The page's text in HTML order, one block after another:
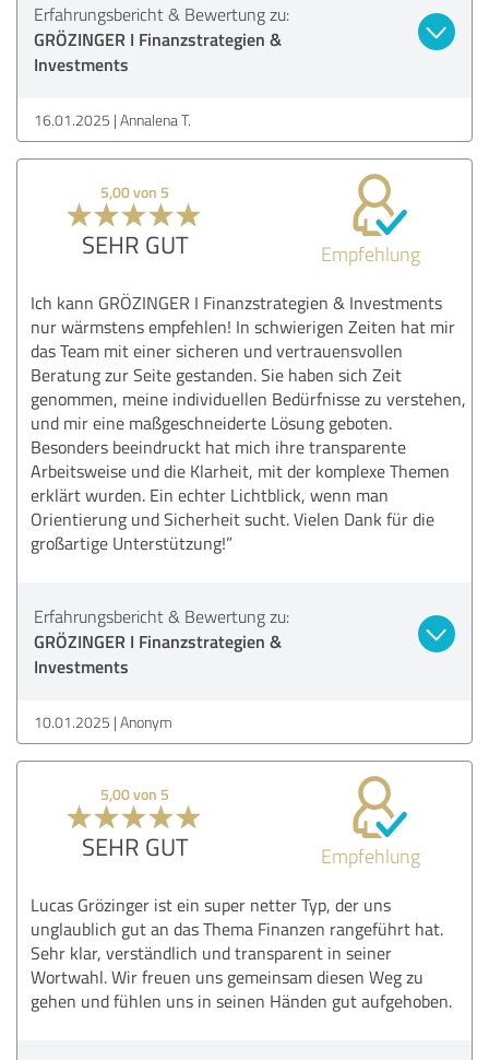
Erfahrungsbericht & Bewertung zu:
GRÖZINGER I Finanzstrategien &
Investments
16.01.2025 Annalena T.
5,00 von 5
SEHR GUT Empfehlung
Ich kann GRÖZINGER I Finanzstrategien & Investments
nur wärmstens empfehlen! In schwierigen Zeiten hat mir
das Team mit einer sicheren und vertrauensvollen
Beratung zur Seite gestanden. Sie haben sich Zeit
genommen, meine individuellen Bedürfnisse zu verstehen,
und mir eine maßgeschneiderte Lösung geboten.
Besonders beeindruckt hat mich ihre transparente
Arbeitsweise und die Klarheit, mit der komplexe Themen
erklärt wurden. Ein echter Lichtblick, wenn man
Orientierung und Sicherheit sucht. Vielen Dank für die
großartige Unterstützung!”
Erfahrungsbericht & Bewertung zu:
GRÖZINGER I Finanzstrategien &
Investments
10.01.2025 Anonym
5,00 von 5
SEHR GUT Empfehlung
Lucas Grözinger ist ein super netter Typ, der uns
unglaublich gut an das Thema Finanzen rangeführt hat.
Sehr klar, verständlich und transparent in seiner
Wortwahl. Wir freuen uns gemeinsam diesen Weg zu
gehen und fühlen uns in seinen Händen gut aufgehoben.